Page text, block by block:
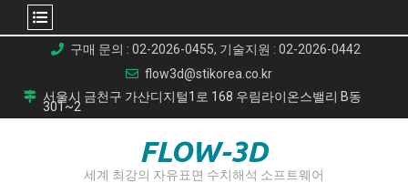
content
구매 문의 : 02-2026-0455, 기술지원 : 02-2026-0442
flow3d@stikorea.co.kr
서울시 금천구 가산디지털1로 168 우림라이온스밸리 B동
301~2
FLOW-3D
세계 최강의 자유표면 수치해석 소프트웨어